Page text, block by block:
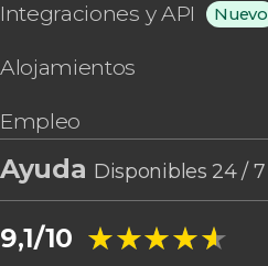
Integraciones y API Nuevo
Alojamientos
Empleo
Ayuda Disponibles 24 / 7
9,1/10 ★★★★★
★★★★★